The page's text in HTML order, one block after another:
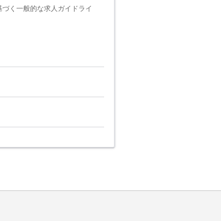
く一般的な求人ガイドライ